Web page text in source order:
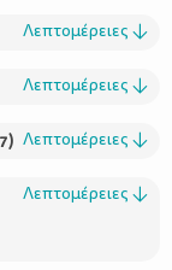
Λεπτομέρειες ↓
Λεπτομέρειες ↓
) Λεπτομέρειες ↓
Λεπτομέρειες ↓